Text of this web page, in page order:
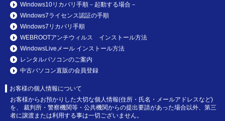
Windows10リカバリ手順－起動する場合－
Windows7ライセンス認証の手順
Windows7リカバリ手順
WEBROOTアンチウィルス インストール方法
WindowsLiveメール インストール方法
レンタルパソコンのご案内
中古パソコン直販の会員登録
お客様の個人情報について
お客様からお預かりした大切な個人情報(住所・氏名・メールアドレスなど)
を、 裁判所・警察機関等・公共機関からの提出要請があった場合以外、第三
者に譲渡または利用する事は一切ございません。